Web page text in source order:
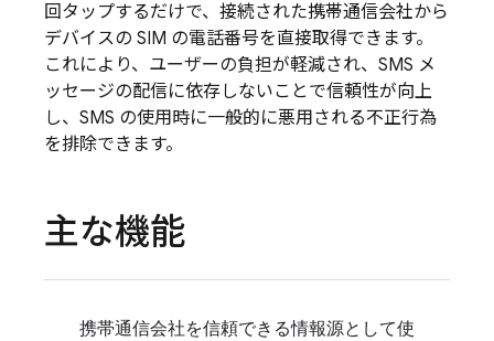
回タップするだけで、接続された携帯通信会社から
デバイスの SIM の電話番号を直接取得できます。
これにより、ユーザーの負担が軽減され、SMS メ
ッセージの配信に依存しないことで信頼性が向上
し、SMS の使用時に一般的に悪用される不正行為
を排除できます。
主な機能
携帯通信会社を信頼できる情報源として使